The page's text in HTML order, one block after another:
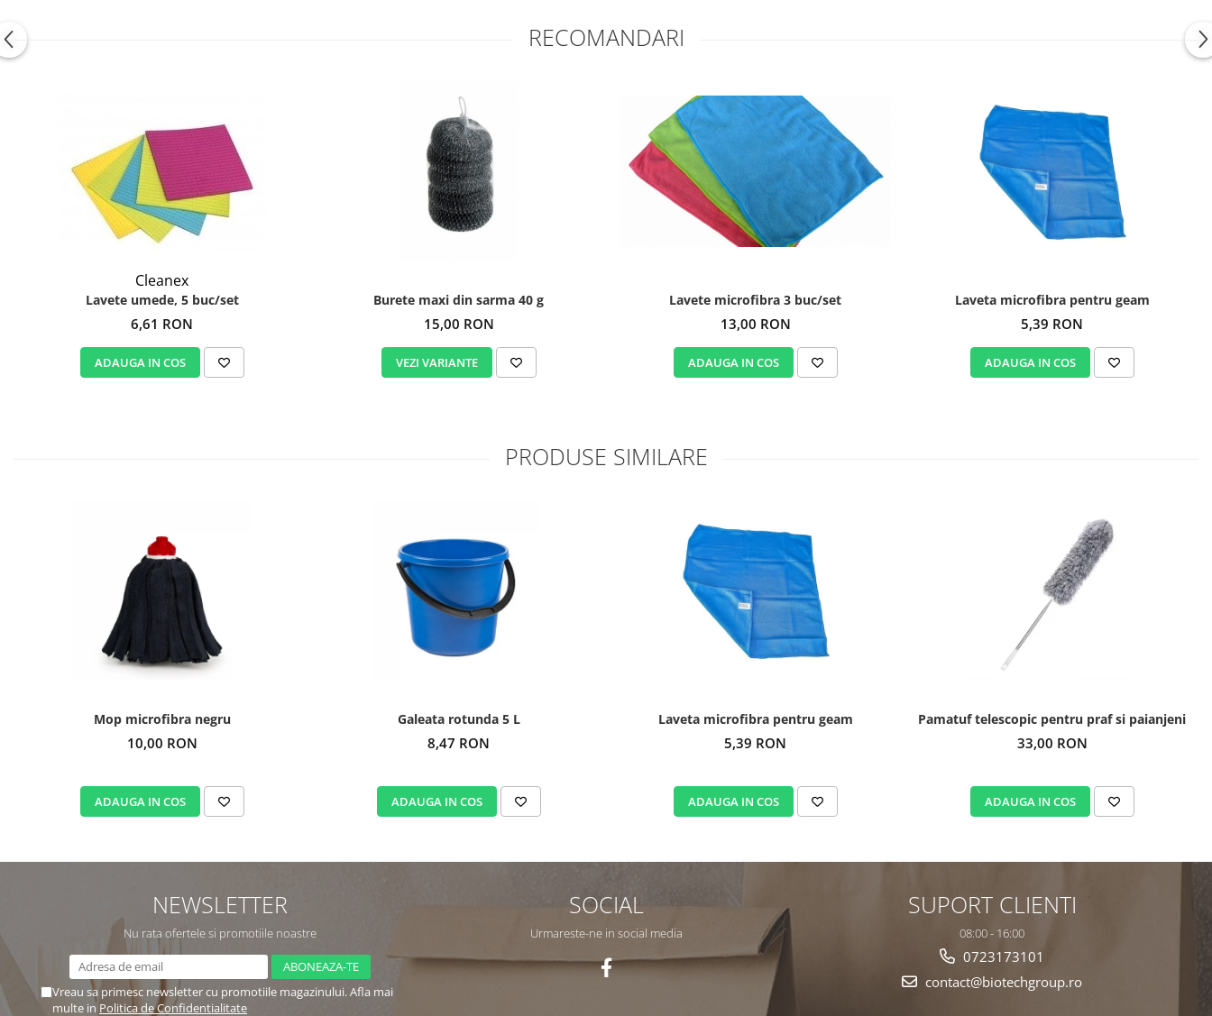
RECOMANDARI
Cleanex
Lavete umede, 5 buc/set
6,61 RON
ADAUGA IN COS
Burete maxi din sarma 40 g
15,00 RON
VEZI VARIANTE
Lavete microfibra 3 buc/set
13,00 RON
ADAUGA IN COS
Laveta microfibra pentru geam
5,39 RON
ADAUGA IN COS
PRODUSE SIMILARE
Mop microfibra negru
10,00 RON
ADAUGA IN COS
Galeata rotunda 5 L
8,47 RON
ADAUGA IN COS
Laveta microfibra pentru geam
5,39 RON
ADAUGA IN COS
Pamatuf telescopic pentru praf si paianjeni
33,00 RON
ADAUGA IN COS
NEWSLETTER
Nu rata ofertele si promotiile noastre
Vreau sa primesc newsletter cu promotiile magazinului. Afla mai
multe in Politica de Confidentialitate
SOCIAL
Urmareste-ne in social media
SUPORT CLIENTI
08:00 - 16:00
0723173101
contact@biotechgroup.ro